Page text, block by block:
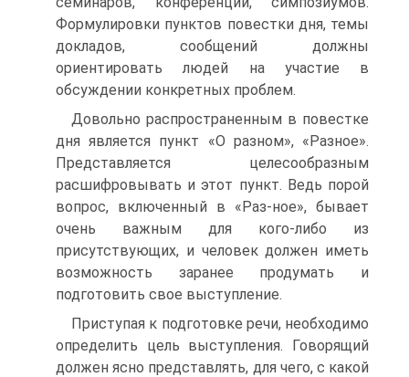
Формулировки пунктов повестки дня, темы
докладов, сообщений должны
ориентировать людей на участие в
обсуждении конкретных проблем.
Довольно распространенным в повестке
дня является пункт «О разном», «Разное».
Представляется целесообразным
расшифровывать и этот пункт. Ведь порой
вопрос, включенный в «Раз-ное», бывает
очень важным для кого-либо из
присутствующих, и человек должен иметь
возможность заранее продумать и
подготовить свое выступление.
Приступая к подготовке речи, необходимо
определить цель выступления. Говорящий
должен ясно представлять, для чего, с какой